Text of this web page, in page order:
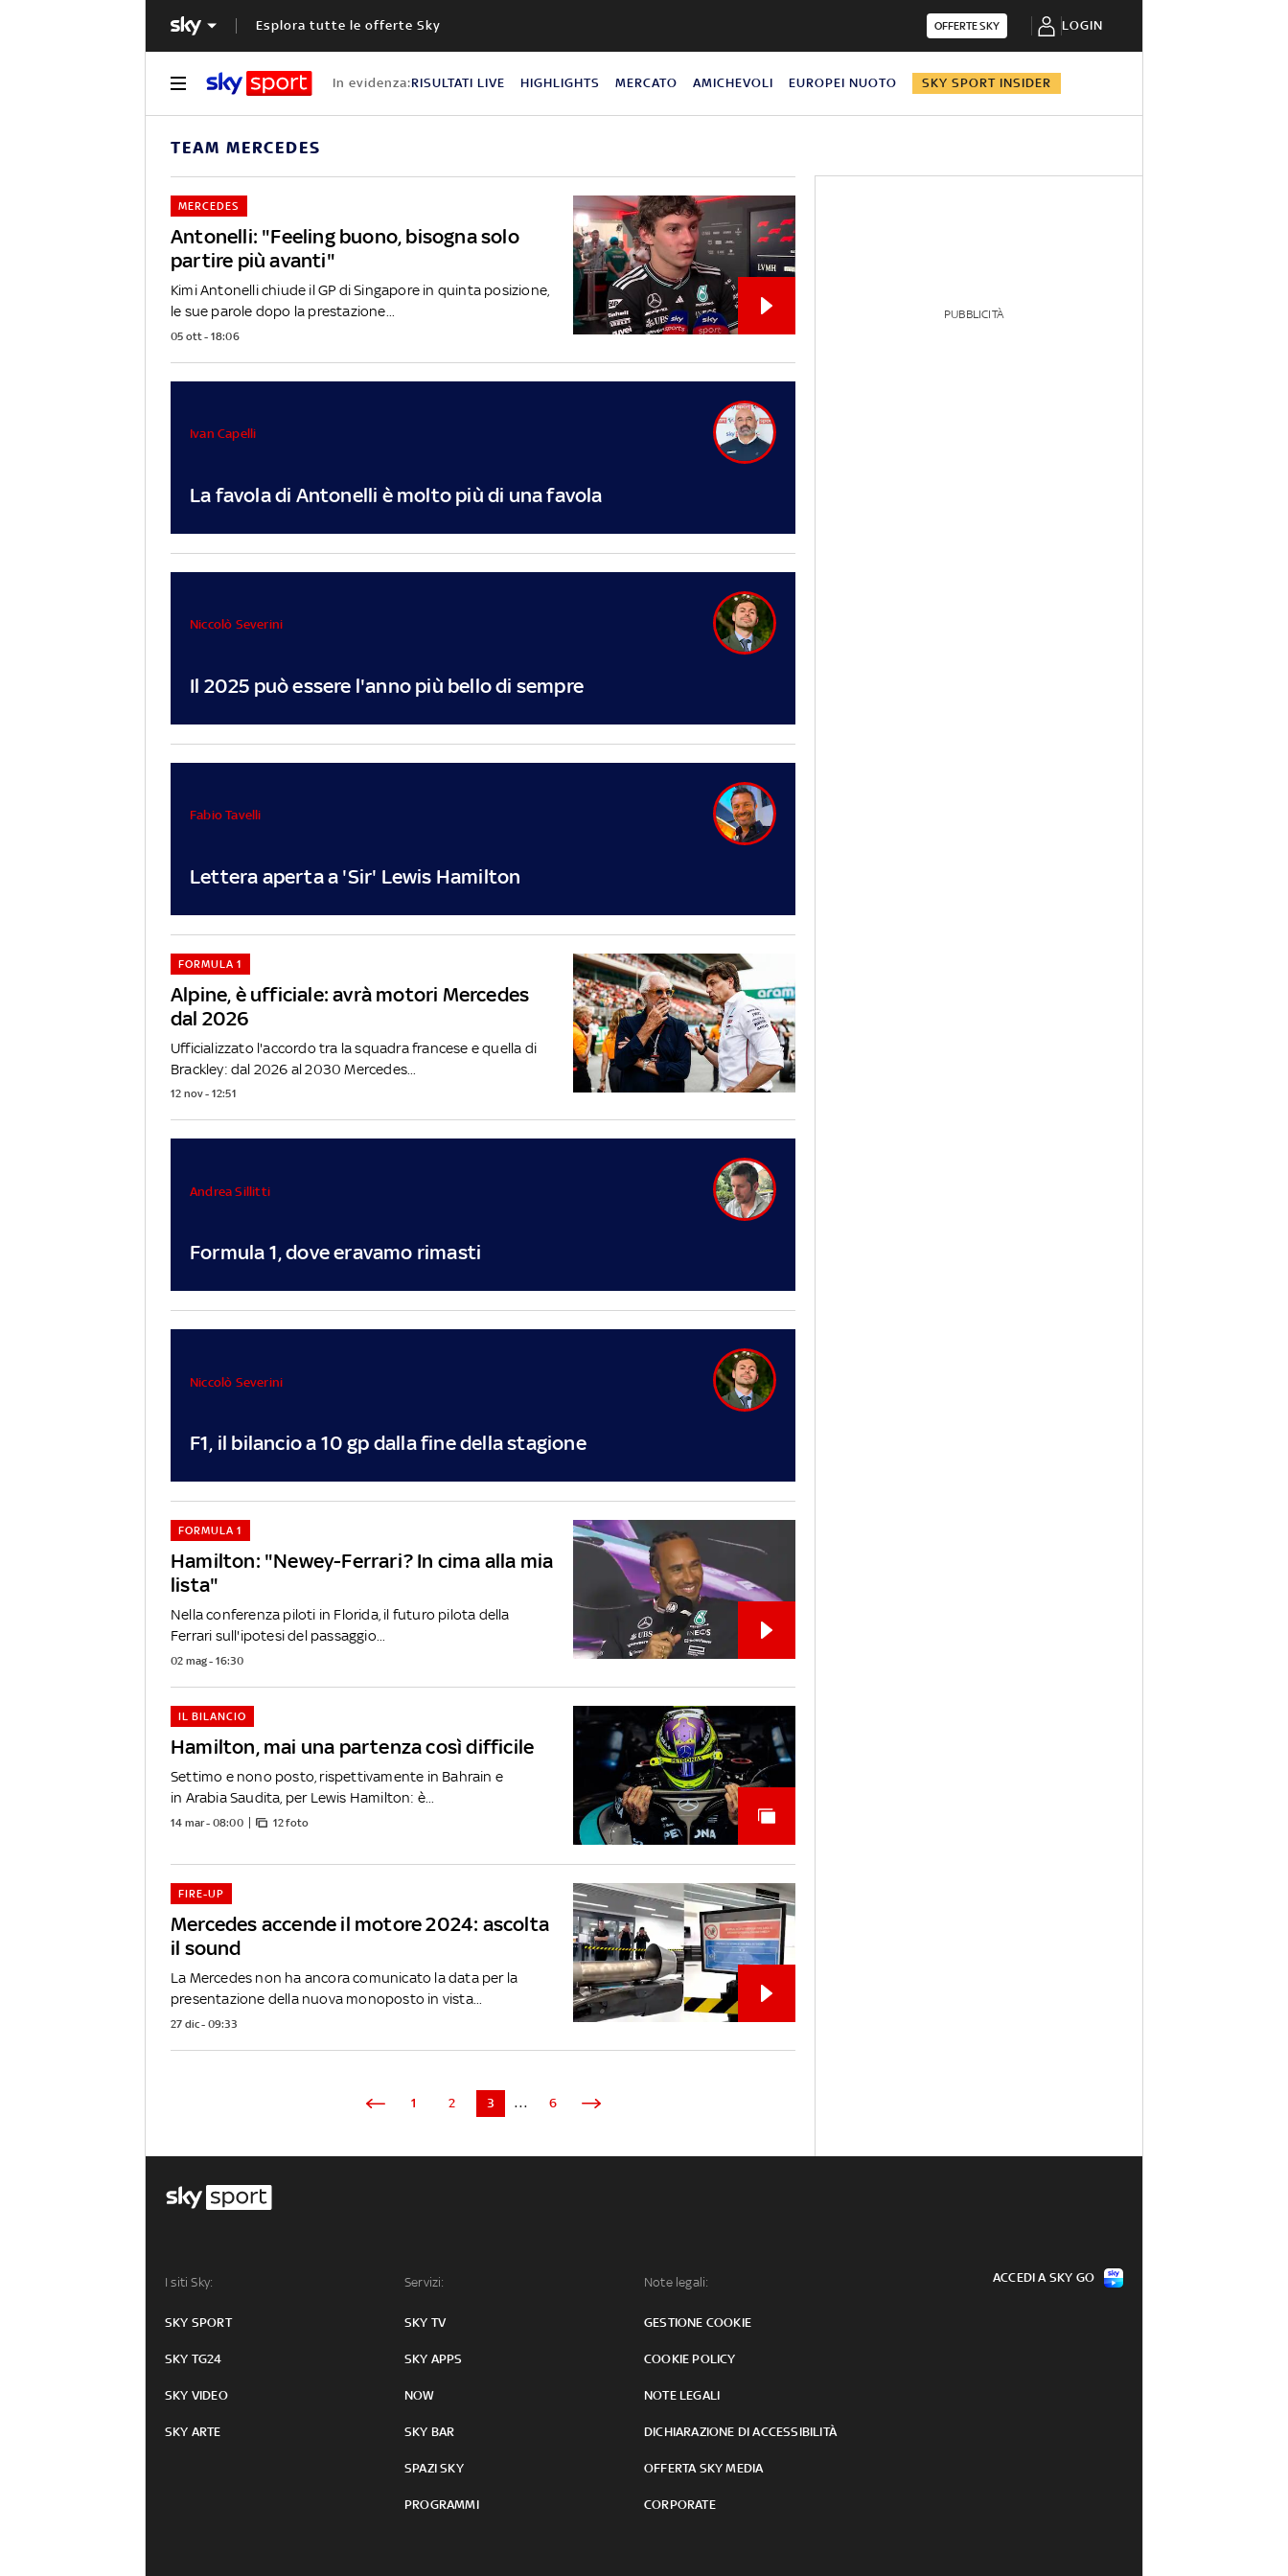
Esplora tutte le offerte Sky OFFERTE SKY LOGIN
In evidenza:RISULTATI LIVE HIGHLIGHTS MERCATO AMICHEVOLI EUROPEI NUOTO SKY SPORT INSIDER
TEAM MERCEDES
Antonelli: "Feeling buono, bisogna solo
partire più avanti"
MERCEDES
Kimi Antonelli chiude il GP di Singapore in quinta posizione,
le sue parole dopo la prestazione...
05 ott - 18:06
La favola di Antonelli è molto più di una favola
Ivan Capelli
Il 2025 può essere l'anno più bello di sempre
Niccolò Severini
Lettera aperta a 'Sir' Lewis Hamilton
Fabio Tavelli
Alpine, è ufficiale: avrà motori Mercedes
dal 2026
FORMULA 1
Ufficializzato l'accordo tra la squadra francese e quella di
Brackley: dal 2026 al 2030 Mercedes...
12 nov - 12:51
Formula 1, dove eravamo rimasti
Andrea Sillitti
F1, il bilancio a 10 gp dalla fine della stagione
Niccolò Severini
Hamilton: "Newey-Ferrari? In cima alla mia
lista"
FORMULA 1
Nella conferenza piloti in Florida, il futuro pilota della
Ferrari sull'ipotesi del passaggio...
02 mag - 16:30
Hamilton, mai una partenza così difficile
IL BILANCIO
Settimo e nono posto, rispettivamente in Bahrain e
in Arabia Saudita, per Lewis Hamilton: è...
14 mar - 08:00 12 foto
Mercedes accende il motore 2024: ascolta
il sound
FIRE-UP
La Mercedes non ha ancora comunicato la data per la
presentazione della nuova monoposto in vista...
27 dic - 09:33
1 2 3 ... 6
PUBBLICITÀ
I siti Sky:
SKY SPORT
SKY TG24
SKY VIDEO
SKY ARTE
Servizi:
SKY TV
SKY APPS
NOW
SKY BAR
SPAZI SKY
PROGRAMMI
Note legali:
GESTIONE COOKIE
COOKIE POLICY
NOTE LEGALI
DICHIARAZIONE DI ACCESSIBILITÀ
OFFERTA SKY MEDIA
CORPORATE
ACCEDI A SKY GO